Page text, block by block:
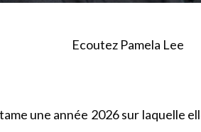
Ecoutez Pamela Lee
une année 2026 sur laquelle